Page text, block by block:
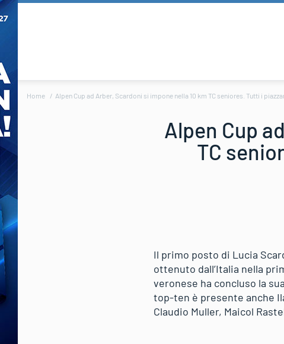
Home Alpen Cup ad Arber, Scardoni si impone nella 10 km TC seniores. Tutti i
Alpen Cup
TC
Il primo posto di Lucia
ottenuto dall’Italia nella
veronese ha concluso la
top-ten è presente anche
Claudio Muller, Maicol